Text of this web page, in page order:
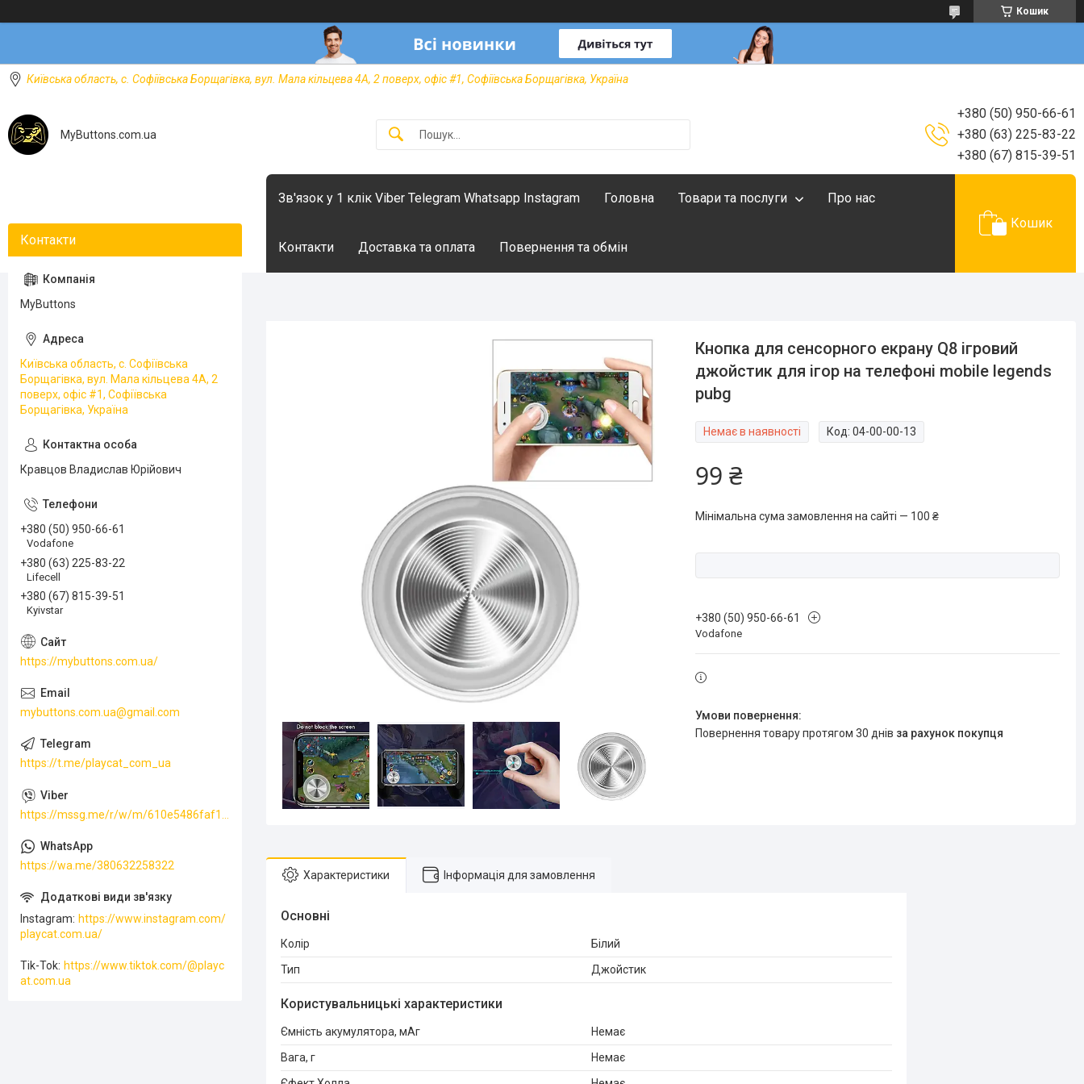
Кошик
Київська область, с. Софіївська Борщагівка, вул. Мала кільцева 4А, 2 поверх, офіс #1, Софіївська Борщагівка, Україна
MyButtons.com.ua
+380 (50) 950-66-61
+380 (63) 225-83-22
+380 (67) 815-39-51
Зв'язок у 1 клік Viber Telegram Whatsapp Instagram Головна Товари та послуги Про нас
Контакти Доставка та оплата Повернення та обмін
Кошик
Кнопка для сенсорного екрану Q8 ігровий
джойстик для ігор на телефоні mobile legends
pubg
Немає в наявності Код:04-00-00-13
99 ₴
Мінімальна сума замовлення на сайті — 100 ₴
+380 (50) 950-66-61
Vodafone
повернення товару протягом 30 днів за рахунок покупця
Характеристики Інформація для замовлення
Основні
Колір
Білий
Тип
Джойстик
Користувальницькі характеристики
Ємність акумулятора, мАг
Немає
Вага, г
Немає
MyButtons
Київська область, с. Софіївська
Борщагівка, вул. Мала кільцева 4А, 2
поверх, офіс #1, Софіївська
Борщагівка, Україна
Кравцов Владислав Юрійович
+380 (50) 950-66-61
Vodafone
+380 (63) 225-83-22
Lifecell
+380 (67) 815-39-51
Kyivstar
https://mybuttons.com.ua/
mybuttons.com.ua@gmail.com
https://t.me/playcat_com_ua
https://mssg.me/r/w/m/610e5486faf13f001ffc23dc
https://wa.me/380632258322
Instagram
https://www.instagram.com/
playcat.com.ua/
Tik-Tok https://www.tiktok.com/@playc
at.com.ua